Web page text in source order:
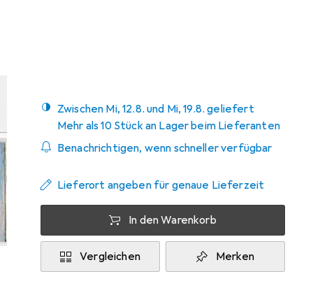
Zwischen Mi, 12.8. und Mi, 19.8. geliefert
Mehr als 10 Stück an Lager beim Lieferanten
Benachrichtigen, wenn schneller verfügbar
Lieferort angeben für genaue Lieferzeit
In den Warenkorb
Vergleichen Merken